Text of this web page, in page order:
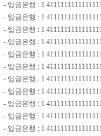
- 입금은행 : 1
- 입금은행 : 1
- 입금은행 : 1
- 입금은행 : 1
- 입금은행 : 1
- 입금은행 : 1
- 입금은행 : 1
- 입금은행 : 1
- 입금은행 : 1
- 입금은행 : 1
- 입금은행 : 1